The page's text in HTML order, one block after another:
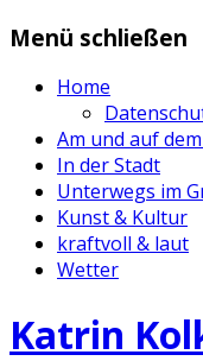
Zum
springen
Menü schließen
Home
Am und auf
In der Stadt
Unterwegs im
Kunst & Kultur
kraftvoll & laut
Wetter
Katrin